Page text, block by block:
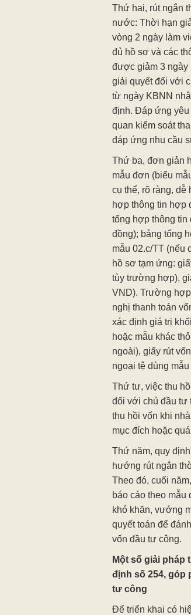
Thứ hai, rút ngắn
nước: Thời hạn
vòng 2 ngày làm
đủ hồ sơ và các
được giảm 3 ngày
giải quyết đối với
từ ngày KBNN
định. Đáp ứng yêu
quan kiểm soát
đáp ứng nhu cầu
Thứ ba, đơn giản
mẫu đơn (biểu
cụ thể, rõ ràng, dễ
hợp thông tin hợp
tổng hợp thông tin
đồng); bảng tổng
mẫu 02.c/TT (nếu
hồ sơ tạm ứng:
tùy trường hợp),
VND). Trường
nghị thanh toán
xác định giá trị
hoặc mẫu khác
ngoài), giấy rút
ngoại tệ dùng
Thứ tư, việc thu
đối với chủ đầu tư
thu hồi vốn khi
mục đích hoặc
Thứ năm, quy
hướng rút ngắn
Theo đó, cuối
báo cáo theo mẫu
khó khăn, vướng
quyết toán để
vốn đầu tư công.
Một số giải pháp
định số 254, góp
tư công
Để triển khai có